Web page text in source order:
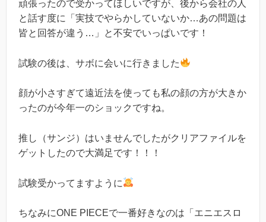
頑張ったので受かってほしいですが、後から会社の人
と話す度に「実技でやらかしていないか…あの問題は
皆と回答が違う…」と不安でいっぱいです！
試験の後は、サボに会いに行きました
顔が小さすぎて遠近法を使っても私の顔の方が大きか
ったのが今年一のショックですね。
推し（サンジ）はいませんでしたがクリアファイルを
ゲットしたので大満足です！！！
試験受かってますように
ちなみにONE PIECEで一番好きなのは「エニエスロ